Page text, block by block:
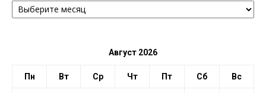
ПО
Август 2026
Пн Вт Ср Чт Пт Сб Вс